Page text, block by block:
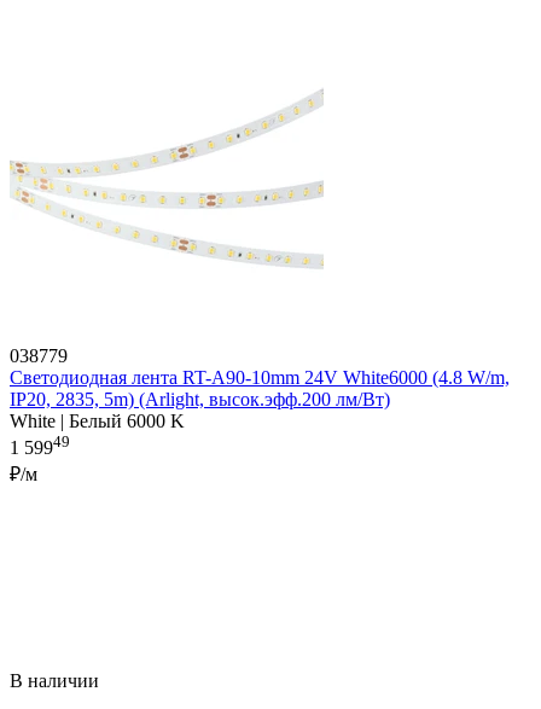
038779
Светодиодная лента RT-A90-10mm 24V White6000 (4.8 W/m,
IP20, 2835, 5m) (Arlight, высок.эфф.200 лм/Вт)
White | Белый 6000 K
1 59949
₽/м
В наличии